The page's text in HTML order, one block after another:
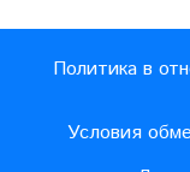
Политика в
Условия